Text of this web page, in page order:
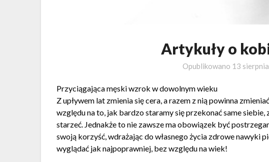
Artykuły o
Opublikowano 13
Przyciągająca męski wzrok w dowolnym wieku
Z upływem lat zmienia się cera, a razem z nią powinna
względu na to, jak bardzo staramy się przekonać same siebie,
starzeć. Jednakże to nie zawsze ma obowiązek być
swoją korzyść, wdrażając do własnego życia zdrowe nawyki
wyglądać jak najpoprawniej, bez względu na wiek!